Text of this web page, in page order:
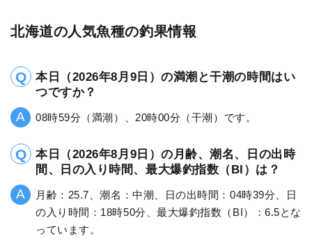
北海道の人気魚種の釣果情報
本日（2026年8月9日）の満潮と干潮の時間はい
つですか？
08時59分（満潮）、20時00分（干潮）です。
本日（2026年8月9日）の月齢、潮名、日の出時
間、日の入り時間、最大爆釣指数（BI）は？
月齢：25.7、潮名：中潮、日の出時間：04時39分、日
の入り時間：18時50分、最大爆釣指数（BI）：6.5とな
っています。